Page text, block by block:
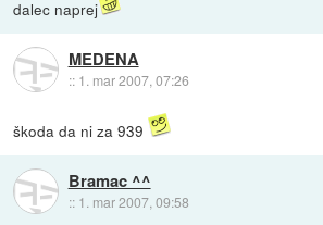
dalec naprej
MEDENA
:: 1. mar 2007, 07:26
škoda da ni za 939
Bramac ^^
:: 1. mar 2007, 09:58